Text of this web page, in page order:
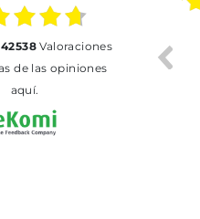
42538Valoraciones
aquí.